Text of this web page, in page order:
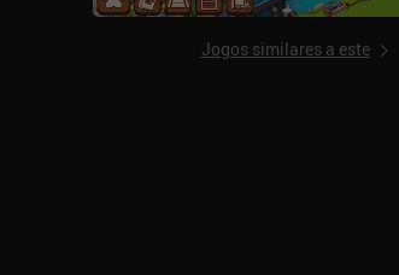
Jogos similares a este